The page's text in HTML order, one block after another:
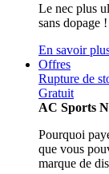
Le nec plus
sans dopage !
En savoir
Offres
Rupture de
Gratuit
AC Sports
Pourquoi
que vous
marque de